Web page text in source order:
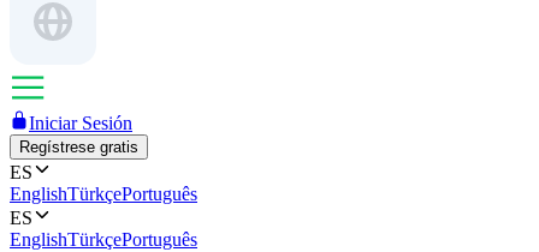
Iniciar Sesión
Regístrese gratis
ES
EnglishTürkçePortuguês
ES
EnglishTürkçePortuguês